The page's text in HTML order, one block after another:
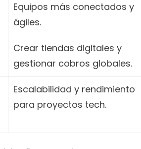
Equipos más conectados y
ágiles.
Crear tiendas digitales y
gestionar cobros globales.
Escalabilidad y rendimiento
para proyectos tech.